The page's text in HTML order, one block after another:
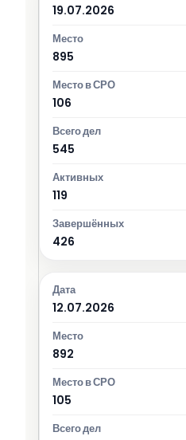
19.07.2026
895
106
545
119
426
12.07.2026
892
105